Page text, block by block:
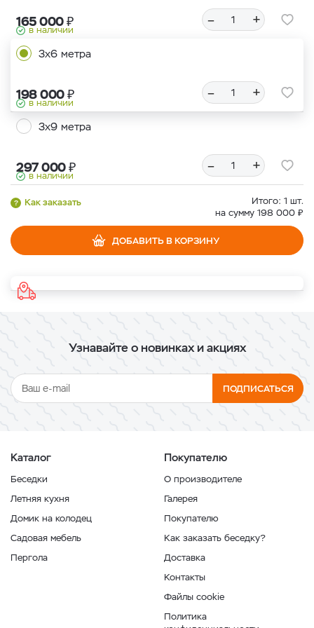
165 000₽ – +
в наличии
3х6 метра
198 000₽ – +
в наличии
3х9 метра
297 000₽ – +
в наличии
Как заказать Итого: 1 шт.
на сумму 198 000 ₽
ДОБАВИТЬ В КОРЗИНУ
Узнавайте о новинках и акциях
ПОДПИСАТЬСЯ
Каталог
Беседки
Летняя кухня
Домик на колодец
Садовая мебель
Пергола
Покупателю
О производителе
Галерея
Покупателю
Как заказать беседку?
Доставка
Контакты
Файлы cookie
Политика